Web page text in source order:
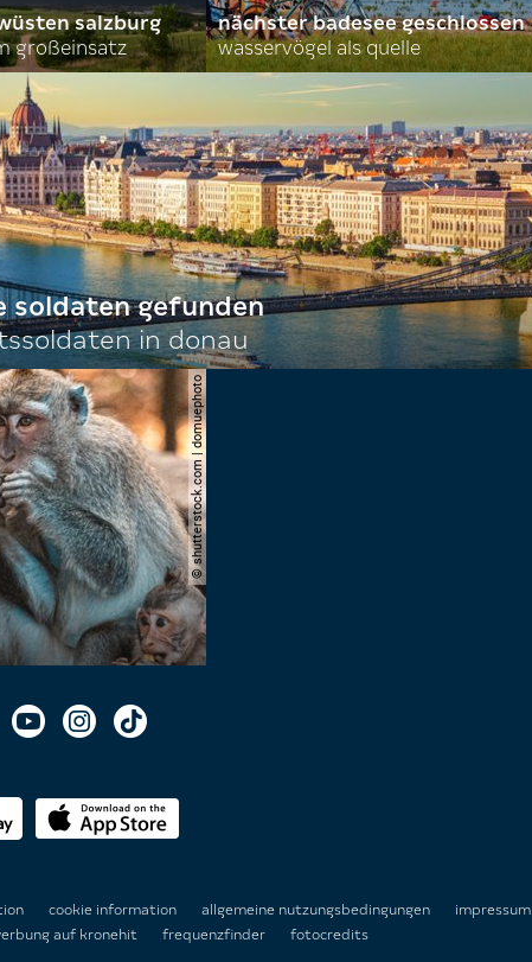
salzburg
großeinsatz
nächster badesee geschlossen
wasservögel als quelle
soldaten gefunden
in donau
© shutterstock.com | domuephoto
cookie information allgemeine nutzungsbedingungen
impressum
auf kronehit frequenzfinder fotocredits